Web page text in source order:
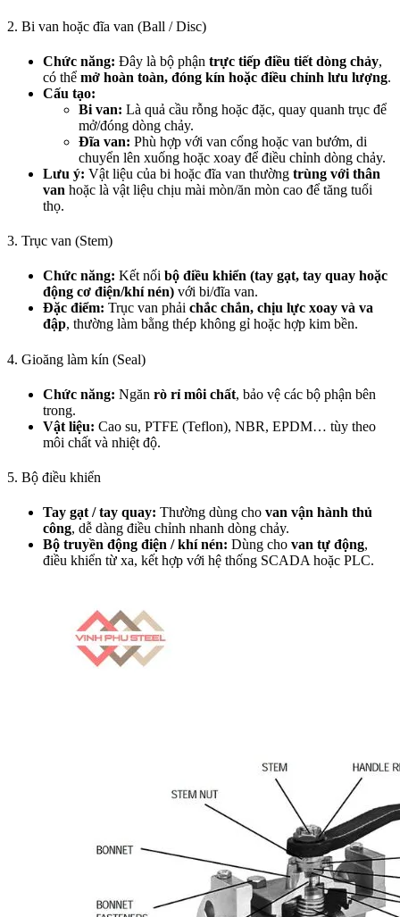
2. Bi van hoặc đĩa van (Ball / Disc)
Chức năng: Đây là bộ phận trực tiếp điều tiết dòng chảy,
có thể mở hoàn toàn, đóng kín hoặc điều chỉnh lưu lượng.
Cấu tạo:
Bi van: Là quả cầu rỗng hoặc đặc, quay quanh trục để
mở/đóng dòng chảy.
Đĩa van: Phù hợp với van cổng hoặc van bướm, di
chuyển lên xuống hoặc xoay để điều chỉnh dòng chảy.
Lưu ý: Vật liệu của bi hoặc đĩa van thường trùng với thân
van hoặc là vật liệu chịu mài mòn/ăn mòn cao để tăng tuổi
thọ.
3. Trục van (Stem)
Chức năng: Kết nối bộ điều khiển (tay gạt, tay quay hoặc
động cơ điện/khí nén) với bi/đĩa van.
Đặc điểm: Trục van phải chắc chắn, chịu lực xoay và va
đập, thường làm bằng thép không gỉ hoặc hợp kim bền.
4. Gioăng làm kín (Seal)
Chức năng: Ngăn rò rỉ môi chất, bảo vệ các bộ phận bên
trong.
Vật liệu: Cao su, PTFE (Teflon), NBR, EPDM… tùy theo
môi chất và nhiệt độ.
5. Bộ điều khiển
Tay gạt / tay quay: Thường dùng cho van vận hành thủ
công, dễ dàng điều chỉnh nhanh dòng chảy.
Bộ truyền động điện / khí nén: Dùng cho van tự động,
điều khiển từ xa, kết hợp với hệ thống SCADA hoặc PLC.